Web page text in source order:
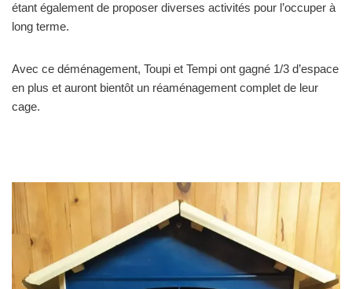
étant également de proposer diverses activités pour l’occuper à
long terme.
Avec ce déménagement, Toupi et Tempi ont gagné 1/3 d’espace
en plus et auront bientôt un réaménagement complet de leur
cage.